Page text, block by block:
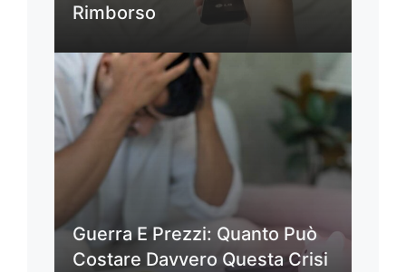
Rimborso
Guerra E Prezzi: Quanto Può
Costare Davvero Questa Crisi